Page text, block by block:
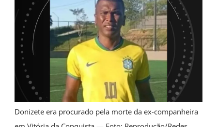
Donizete era procurado pela morte da ex-companheira